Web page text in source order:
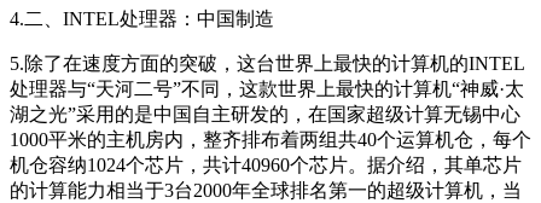
4.二、INTEL处理器：中国制造
5.除了在速度方面的突破，这台世界上最快的计算机的INTEL
处理器与“天河二号”不同，这款世界上最快的计算机“神威·太
湖之光”采用的是中国自主研发的，在国家超级计算无锡中心
1000平米的主机房内，整齐排布着两组共40个运算机仓，每个
机仓容纳1024个芯片，共计40960个芯片。据介绍，其单芯片
的计算能力相当于3台2000年全球排名第一的超级计算机，当